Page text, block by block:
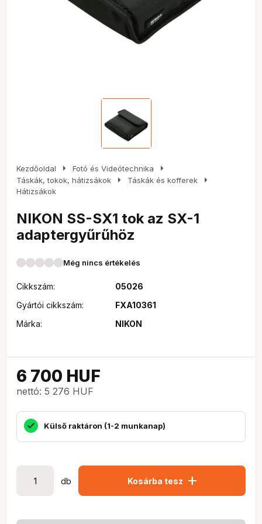
Kezdőoldal arrow_right Fotó és Videótechnika arrow_right
Táskák, tokok, hátizsákok arrow_right Táskák és kofferek arrow_right
Hátizsákok
NIKON SS-SX1 tok az SX-1
adaptergyűrűhöz
Még nincs értékelés
Cikkszám:
05026
Gyártói cikkszám:
FXA10361
Márka:
NIKON
6 700 HUF
nettó: 5 276 HUF
Külső raktáron (1-2 munkanap)
db Kosárba tesz add